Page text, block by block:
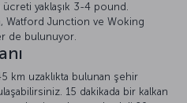
yaklaşık 3-4 pound.
Watford Junction ve Woking
de bulunuyor.
km uzaklıkta bulunan şehir
15 dakikada bir kalkan